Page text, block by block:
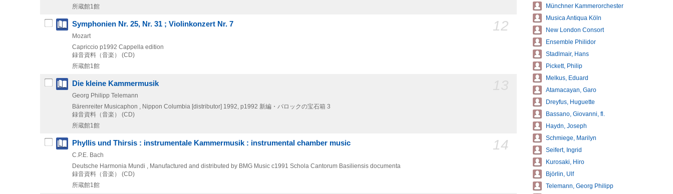
所蔵館1館
12
Symphonien Nr. 25, Nr. 31 ; Violinkonzert Nr. 7
Mozart
Capriccio p1992 Cappella edition
録音資料（音楽） (CD)
所蔵館1館
Die kleine Kammermusik
Georg Philipp Telemann
Bärenreiter Musicaphon , Nippon Columbia [distributor] 1992, p1992 新編・バロックの宝石箱 3
録音資料（音楽） (CD)
所蔵館1館
14
Phyllis und Thirsis : instrumentale Kammermusik : instrumental chamber music
C.P.E. Bach
Deutsche Harmonia Mundi , Manufactured and distributed by BMG Music c1991 Schola Cantorum Basiliensis documenta
録音資料（音楽） (CD)
所蔵館1館
Münchner Kammerorchester
Musica Antiqua Köln
New London Consort
Ensemble Philidor
Stadlmair, Hans
Pickett, Philip
Melkus, Eduard
Atamacayan, Garo
Dreyfus, Huguette
Bassano, Giovanni, fl.
Haydn, Joseph
Schmiege, Marilyn
Seifert, Ingrid
Kurosaki, Hiro
Björlin, Ulf
Telemann, Georg Philipp